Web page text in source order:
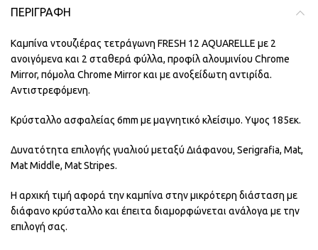
ΠΕΡΙΓΡΑΦΉ
Καμπίνα ντουζιέρας τετράγωνη FRESH 12 AQUARELLE με 2
ανοιγόμενα και 2 σταθερά φύλλα, προφίλ αλουμινίου Chrome
Mirror, πόμολα Chrome Mirror και με ανοξείδωτη αντιρίδα.
Αντιστρεφόμενη.
Κρύσταλλο ασφαλείας 6mm με μαγνητικό κλείσιμο. Υψος 185εκ.
Δυνατότητα επιλογής γυαλιού μεταξύ Διάφανου, Serigrafia, Mat,
Mat Middle, Mat Stripes.
Η αρχική τιμή αφορά την καμπίνα στην μικρότερη διάσταση με
διάφανο κρύσταλλο και έπειτα διαμορφώνεται ανάλογα με την
επιλογή σας.